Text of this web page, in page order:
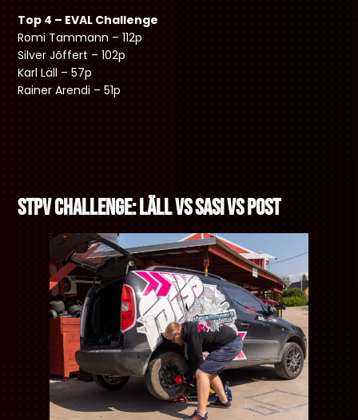
Top 4 – EVAL Challenge
Romi Tammann – 112p
Silver Jõffert – 102p
Karl Läll – 57p
Rainer Arendi – 51p
STPV Challenge: Läll vs Sasi vs Post